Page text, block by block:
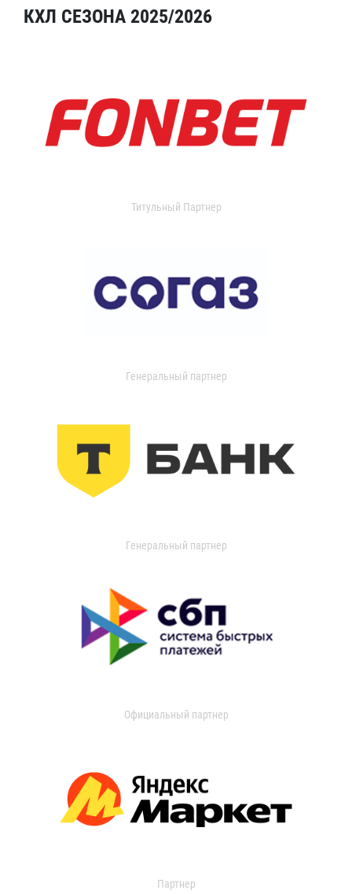
КХЛ СЕЗОНА 2025/2026
Титульный Партнер
Генеральный партнер
Генеральный партнер
Официальный партнер
Партнер